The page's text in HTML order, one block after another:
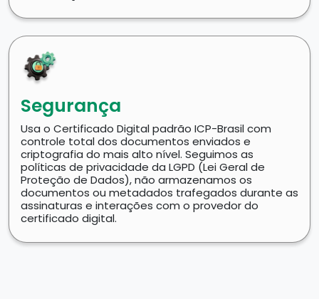
Segurança
Usa o Certificado Digital padrão ICP-Brasil com
controle total dos documentos enviados e
criptografia do mais alto nível. Seguimos as
políticas de privacidade da LGPD (Lei Geral de
Proteção de Dados), não armazenamos os
documentos ou metadados trafegados durante as
assinaturas e interações com o provedor do
certificado digital.